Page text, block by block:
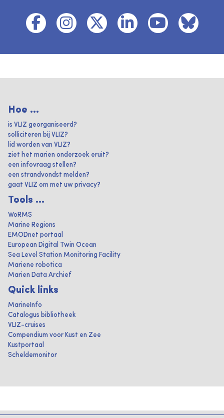
Hoe ...
is VLIZ georganiseerd?
solliciteren bij VLIZ?
lid worden van VLIZ?
ziet het marien onderzoek eruit?
een infovraag stellen?
een strandvondst melden?
gaat VLIZ om met uw privacy?
Tools ...
WoRMS
Marine Regions
EMODnet portaal
European Digital Twin Ocean
Sea Level Station Monitoring Facility
Mariene robotica
Marien Data Archief
Quick links
MarineInfo
Catalogus bibliotheek
VLIZ-cruises
Compendium voor Kust en Zee
Kustportaal
Scheldemonitor